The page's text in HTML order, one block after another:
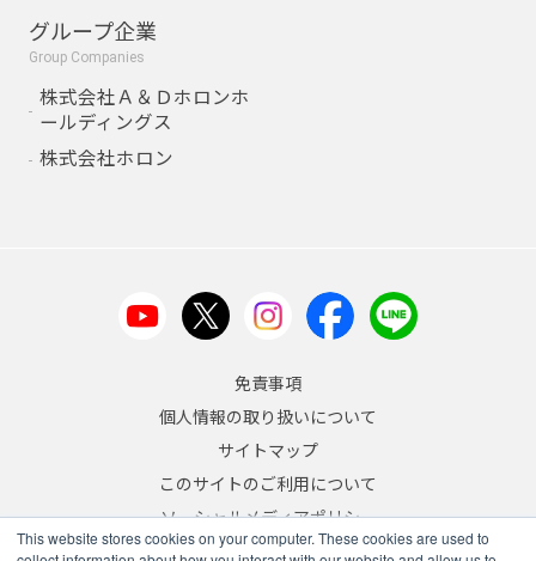
This website stores cookies on your computer. These cookies are used to
グループ企業
Group Companies
株式会社Ａ＆Ｄホロンホ
ールディングス
株式会社ホロン
免責事項
個人情報の取り扱いについて
サイトマップ
このサイトのご利用について
ソーシャルメディアポリシー
反社会的勢力への対応について